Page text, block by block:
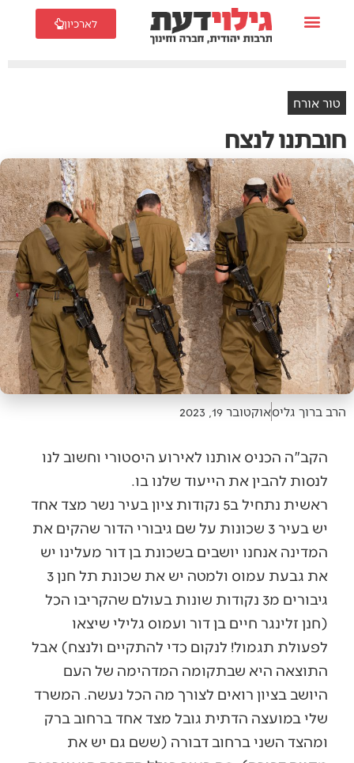
לארכיון
טור אורח
חובתנו לנצח
הרב ברוך גליסאוקטובר 19, 2023
הקב"ה הכניס אותנו לאירוע היסטורי וחשוב לנו
לנסות להבין את הייעוד שלנו בו.
ראשית נתחיל ב5 נקודות ציון בעיר נשר מצד אחד
יש בעיר 3 שכונות על שם גיבורי הדור שהקים את
המדינה אנחנו יושבים בשכונת בן דור מעלינו יש
את גבעת עמוס ולמטה יש את שכונת תל חנן 3
גיבורים מ3 נקודות שונות בעולם שהקריבו הכל
(חנן זלינגר חיים בן דור ועמוס גלילי שיצאו
לפעולת תגמול! לנקום כדי להתקיים ולנצח) אבל
התוצאה היא שבתקומה המדהימה של העם
היושב בציון רואים לצורך מה הכל נעשה. המשרד
שלי במועצה הדתית גובל מצד אחד ברחוב ברק
ומהצד השני ברחוב דבורה (ששם גם יש את